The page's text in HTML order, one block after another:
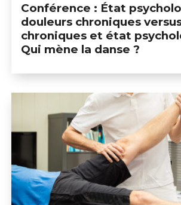
Conférence : État
douleurs chroniques
chroniques et état
Qui mène la danse ?